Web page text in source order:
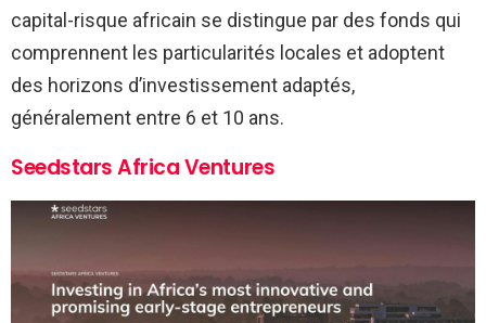
capital-risque africain se distingue par des fonds qui
comprennent les particularités locales et adoptent
des horizons d’investissement adaptés,
généralement entre 6 et 10 ans.
Seedstars Africa Ventures